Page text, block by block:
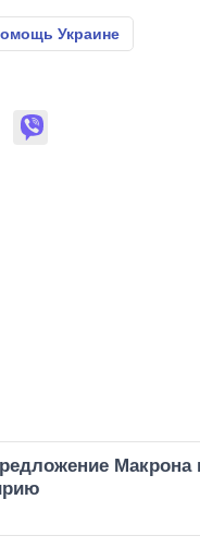
Украине
Макрона